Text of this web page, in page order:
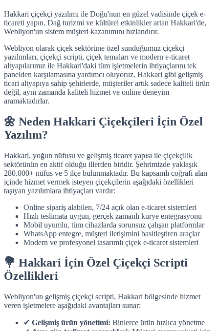
Hakkari çiçekçi yazılımı ile Doğu'nun en güzel vadisinde çiçek e-
ticareti yapın. Dağ turizmi ve kültürel etkinlikler artan Hakkari'de,
Webliyon'un sistem müşteri kazanımını hızlandırır.
Webliyon olarak çiçek sektörüne özel sunduğumuz çiçekçi
yazılımları, çiçekçi scripti, çiçek temaları ve modern e-ticaret
altyapılarımız ile Hakkari'daki tüm işletmelerin ihtiyaçlarını tek
panelden karşılamasına yardımcı oluyoruz. Hakkari gibi gelişmiş
ticari altyapıya sahip şehirlerde, müşteriler artık sadece kaliteli ürün
değil, aynı zamanda kaliteli hizmet ve online deneyim
aramaktadırlar.
🌼 Neden Hakkari Çiçekçileri İçin Özel
Yazılım?
Hakkari, yoğun nüfusu ve gelişmiş ticaret yapısı ile çiçekçilik
sektörünün en aktif olduğu illerden biridir. Şehrimizde yaklaşık
280.000+ nüfus ve 5 ilçe bulunmaktadır. Bu kapsamlı coğrafi alan
içinde hizmet vermek isteyen çiçekçilerin aşağıdaki özellikleri
taşıyan yazılımlara ihtiyaçları vardır:
Online sipariş alabilen, 7/24 açık olan e-ticaret sistemleri
Hızlı teslimata uygun, gerçek zamanlı kurye entegrasyonu
Mobil uyumlu, tüm cihazlarda sorunsuz çalışan platformlar
WhatsApp entegre, müşteri iletişimini basitleştiren araçlar
Modern ve profesyonel tasarımlı çiçek e-ticaret sistemleri
💐 Hakkari İçin Özel Çiçekçi Scripti
Özellikleri
Webliyon'un gelişmiş çiçekçi scripti, Hakkari bölgesinde hizmet
veren işletmelere aşağıdaki avantajları sunar:
✔ Gelişmiş ürün yönetimi: Binlerce ürün hızlıca yönetme